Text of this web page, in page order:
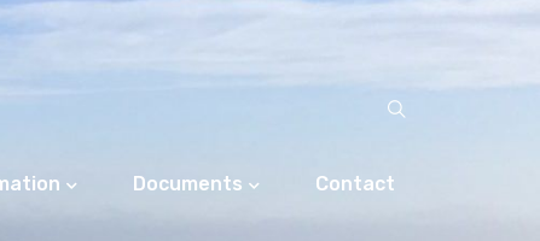
Documents Contact